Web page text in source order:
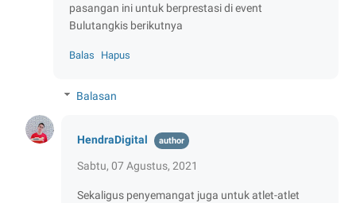
pasangan ini untuk berprestasi di event
Bulutangkis berikutnya
Balas Hapus
Balasan
HendraDigital
Sabtu, 07 Agustus, 2021
Sekaligus penyemangat juga untuk atlet-atlet